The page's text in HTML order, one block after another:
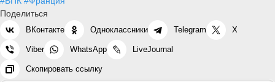
Поделиться
ВКонтакте Одноклассники Telegram X
Viber WhatsApp LiveJournal
Скопировать ссылку